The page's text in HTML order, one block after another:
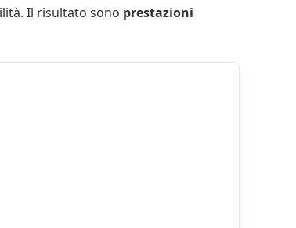
Il risultato sono prestazioni